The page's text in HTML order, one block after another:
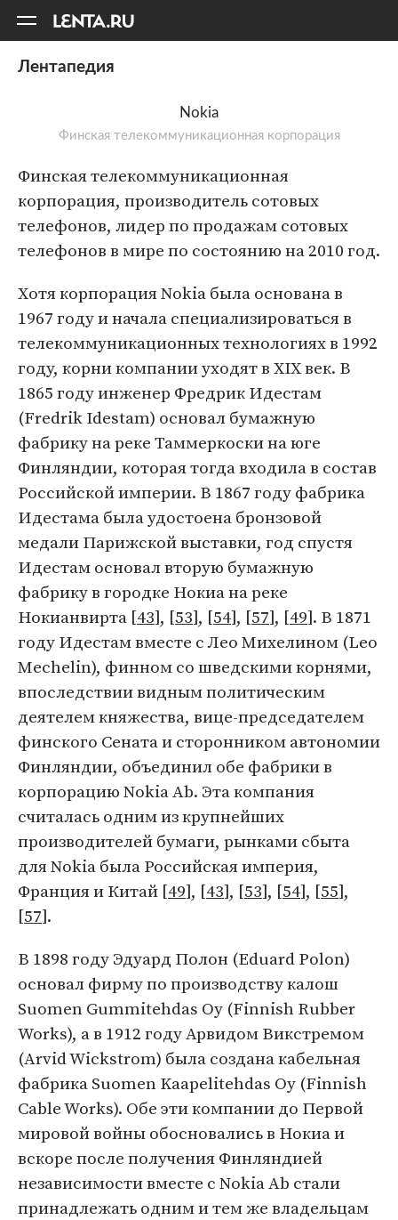
Лентапедия
Nokia
Финская телекоммуникационная корпорация
Финская телекоммуникационная
корпорация, производитель сотовых
телефонов, лидер по продажам сотовых
телефонов в мире по состоянию на 2010 год.
Хотя корпорация Nokia была основана в
1967 году и начала специализироваться в
телекоммуникационных технологиях в 1992
году, корни компании уходят в XIX век. В
1865 году инженер Фредрик Идестам
(Fredrik Idestam) основал бумажную
фабрику на реке Таммеркоски на юге
Финляндии, которая тогда входила в состав
Российской империи. В 1867 году фабрика
Идестама была удостоена бронзовой
медали Парижской выставки, год спустя
Идестам основал вторую бумажную
фабрику в городке Нокиа на реке
Нокианвирта [43], [53], [54], [57], [49]. В 1871
году Идестам вместе с Лео Михелином (Leo
Mechelin), финном со шведскими корнями,
впоследствии видным политическим
деятелем княжества, вице-председателем
финского Сената и сторонником автономии
Финляндии, объединил обе фабрики в
корпорацию Nokia Ab. Эта компания
считалась одним из крупнейших
производителей бумаги, рынками сбыта
для Nokia была Российская империя,
Франция и Китай [49], [43], [53], [54], [55],
[57].
В 1898 году Эдуард Полон (Eduard Polon)
основал фирму по производству калош
Suomen Gummitehdas Oy (Finnish Rubber
Works), а в 1912 году Арвидом Викстремом
(Arvid Wickstrom) была создана кабельная
фабрика Suomen Kaapelitehdas Oy (Finnish
Cable Works). Обе эти компании до Первой
мировой войны обосновались в Нокиа и
вскоре после получения Финляндией
независимости вместе с Nokia Ab стали
принадлежать одним и тем же владельцам